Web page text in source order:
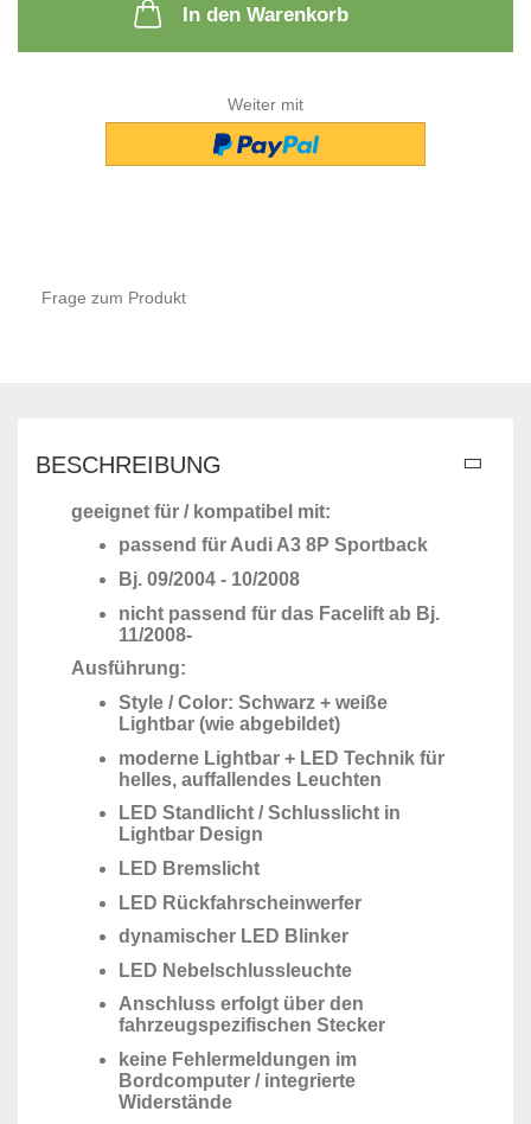
In den Warenkorb
Weiter mit
Frage zum Produkt
BESCHREIBUNG
geeignet für / kompatibel mit:
passend für Audi A3 8P Sportback
Bj. 09/2004 - 10/2008
nicht passend für das Facelift ab Bj.
11/2008-
Ausführung:
Style / Color: Schwarz + weiße
Lightbar (wie abgebildet)
moderne Lightbar + LED Technik für
helles, auffallendes Leuchten
LED Standlicht / Schlusslicht in
Lightbar Design
LED Bremslicht
LED Rückfahrscheinwerfer
dynamischer LED Blinker
LED Nebelschlussleuchte
Anschluss erfolgt über den
fahrzeugspezifischen Stecker
keine Fehlermeldungen im
Bordcomputer / integrierte
Widerstände